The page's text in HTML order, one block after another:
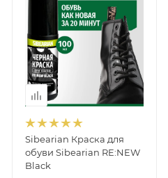
Sibearian Краска для
обуви Sibearian RE:NEW
Black